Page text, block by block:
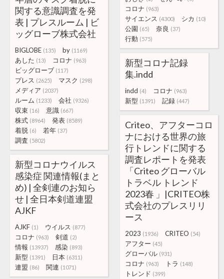
コロナ (963)
サイエンス (4300) シカ (10)
公園 (65) 奈良 (37)
行動 (575)
関する意識調査を発
表 | プレスルーム | ビ
ッグローブ株式会社
BIGLOBE (135) by (1169)
あした (13) コロナ (963)
ビッグローブ (117)
プレス (2625) マスク (298)
メディア (2037)
ルーム (1233) 会社 (9326)
収束 (16) 意識 (667)
株式 (8964) 発表 (8589)
着脱 (6) 若年 (37)
調査 (5802)
新型コロナ記録
集.indd
indd (4) コロナ (963)
新型 (1391) 記録 (447)
Criteo、アフターコロ
ナにおける世界の旅
行トレンドに関する
調査レポートを発表
「Criteo グローバル
トラベル トレンド
2023春 」|CRITEO株
式会社のプレスリリ
ース
2023 (1936) CRITEO (54)
アフター (45)
グローバル (931)
コロナ (963) トラ (148)
トレンド (399)
新型コロナウイルス
感染症 関連情報(まと
め) | 全剣連のお知ら
せ | 全日本剣道連盟
AJKF
AJKF (1) ウイルス (877)
コロナ (963) 剣道 (2)
情報 (13937) 感染 (893)
新型 (1391) 日本 (6311)
連盟 (86) 関連 (1071)